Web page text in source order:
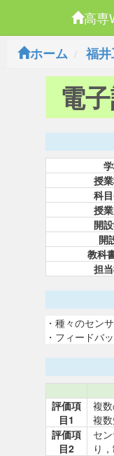
高専
ホーム
福
電
授
科
授
開
開
教科
担
・種々のセン
・フィードバ
評価項
目1
複
複数
評価項
目2
セ
り